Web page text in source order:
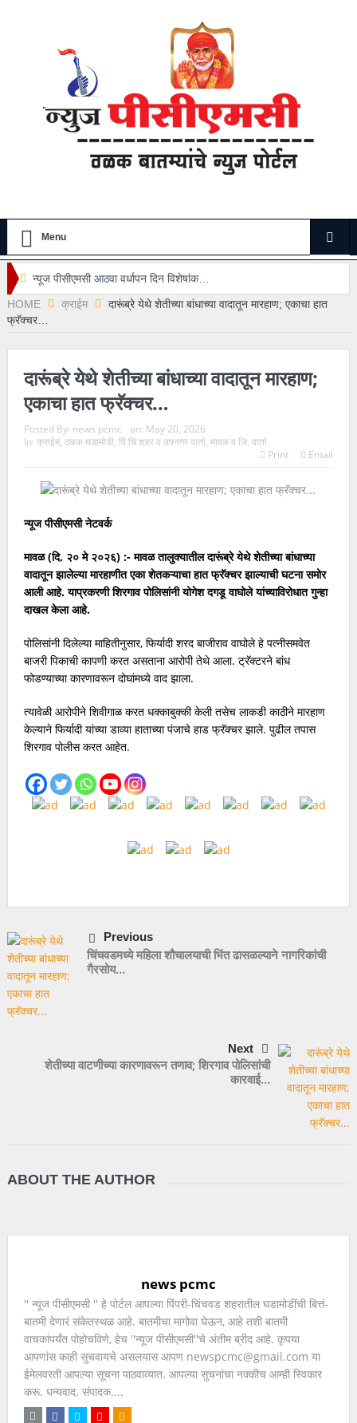
Menu
न्यूज पीसीएमसी आठवा वर्धापन दिन विशेषांक…
कासारवाडी रेल्वे गेट बंद करण्याचा निर्णय तात्काळ रद्द करा..
“अभिजीत दीपके यांनी इतिहासाचा अभ्यास करूनच वक्तव्य करावे” – आमदार
अमित गोरखे…
थेरगाव रुग्णालयातील सुरक्षा रक्षकाविरोधात गुन्हा; रुग्णाच्या नातेवाईकाचा हात
डांगे चौकातील हॉटेलला आग; निष्काळजीपणामुळे तरुणाचा मृत्यू…
सुरक्षा रक्षक मृत्यूप्रकरणी पोद्दार स्कूलवर गुन्हा दाखल…
प्रेयसीच्या संशयातून पीजी मॅनेजरचा खून…!
ज्येष्ठ नागरिकांच्या मागणीनंतर शहरातील १३ जलतरण तलाव सुरू करण्याचे
निर्देश…
पिंपरी-चिंचवड शहर पत्रकार संघाकडून पत्रकारांना रेनकोटचे वाटप…
HOME क्राईम
दारूंब्रे येथे शेतीच्या बांधाच्या वादातून मारहाण; एकाचा हात
फ्रॅक्चर…
दारूंब्रे येथे शेतीच्या बांधाच्या वादातून मारहाण;
एकाचा हात फ्रॅक्चर…
Posted By: news pcmc on: May 20, 2026
In: क्राईम, ठळक घडामोडी, पिं चिं शहर व उपनगर वार्ता, मावळ व जि. वार्ता
Print
Email
न्यूज पीसीएमसी नेटवर्क
मावळ (दि. २० मे २०२६) :- मावळ तालुक्यातील दारूंब्रे येथे शेतीच्या बांधाच्या
वादातून झालेल्या मारहाणीत एका शेतकऱ्याचा हात फ्रॅक्चर झाल्याची घटना समोर
आली आहे. याप्रकरणी शिरगाव पोलिसांनी योगेश दगडू वाघोले यांच्याविरोधात गुन्हा
दाखल केला आहे.
पोलिसांनी दिलेल्या माहितीनुसार, फिर्यादी शरद बाजीराव वाघोले हे पत्नीसमवेत
बाजरी पिकाची कापणी करत असताना आरोपी तेथे आला. ट्रॅक्टरने बांध
फोडण्याच्या कारणावरून दोघांमध्ये वाद झाला.
त्यावेळी आरोपीने शिवीगाळ करत धक्काबुक्की केली तसेच लाकडी काठीने मारहाण
केल्याने फिर्यादी यांच्या डाव्या हाताच्या पंजाचे हाड फ्रॅक्चर झाले. पुढील तपास
शिरगाव पोलीस करत आहेत.
Previous
चिंचवडमध्ये महिला शौचालयाची भिंत ढासळल्याने नागरिकांची
गैरसोय…
Next
शेतीच्या वाटणीच्या कारणावरून तणाव; शिरगाव पोलिसांची
कारवाई…
ABOUT THE AUTHOR
news pcmc
'' न्यूज पीसीएमसी '' हे पोर्टल आपल्या पिंपरी-चिंचवड शहरातील घडामोडींची बित्तं-
बातमी देणारं संकेतस्थळ आहे. बातमीचा मागोवा घेऊन, आहे तशी बातमी
वाचकांपर्यंत पोहोचविणे, हेच ''न्यूज पीसीएमसी''चे अंतीम ब्रीद आहे. कृपया
आपणांस काही सुचवायचे असलयास आपण newspcmc@gmail.com या
ईमेलवरती आपल्या सूचना पाठवाव्यात. आपल्या सुचनांचा नक्कीच आम्ही स्विकार
करू. धन्यवाद. संपादक....